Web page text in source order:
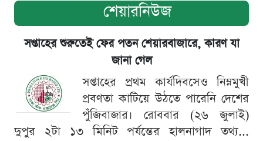
শেয়ারনিউজ
সপ্তাহের শুরুতেই ফের পতন শেয়ারবাজারে, কারণ যা
জানা গেল
সপ্তাহের প্রথম কার্যদিবসেও নিম্নমুখী
প্রবণতা কাটিয়ে উঠতে পারেনি দেশের
পুঁজিবাজার। রোববার (২৬ জুলাই)
দুপুর ২টা ১৩ মিনিট পর্যন্তের হালনাগাদ তথ্য...